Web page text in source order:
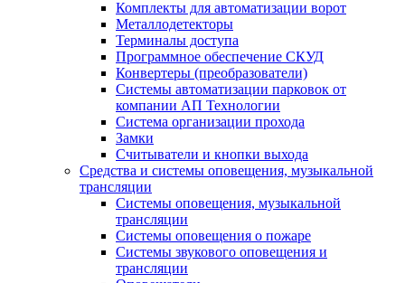
Комплекты для автоматизации ворот
Металлодетекторы
Терминалы доступа
Программное обеспечение СКУД
Конвертеры (преобразователи)
Системы автоматизации парковок от
компании АП Технологии
Система организации прохода
Замки
Считыватели и кнопки выхода
Средства и системы оповещения, музыкальной
трансляции
Системы оповещения, музыкальной
трансляции
Системы оповещения о пожаре
Системы звукового оповещения и
трансляции